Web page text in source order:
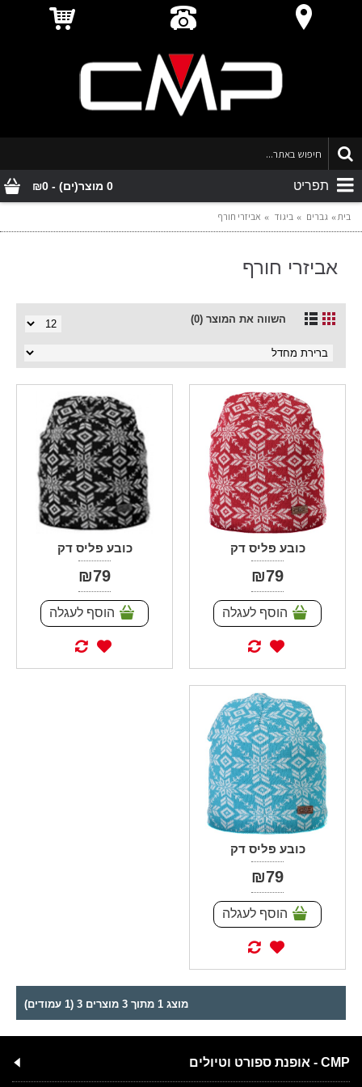
0 מוצר(ים) - ₪0 תפריט
בית גברים ביגוד אביזרי חורף
אביזרי חורף
השווה את המוצר (0)
כובע פליס דק
₪79
הוסף לעגלה
כובע פליס דק
₪79
הוסף לעגלה
כובע פליס דק
₪79
הוסף לעגלה
מוצג 1 מתוך 3 מוצרים 3 (1 עמודים)
CMP - אופנת ספורט וטיולים